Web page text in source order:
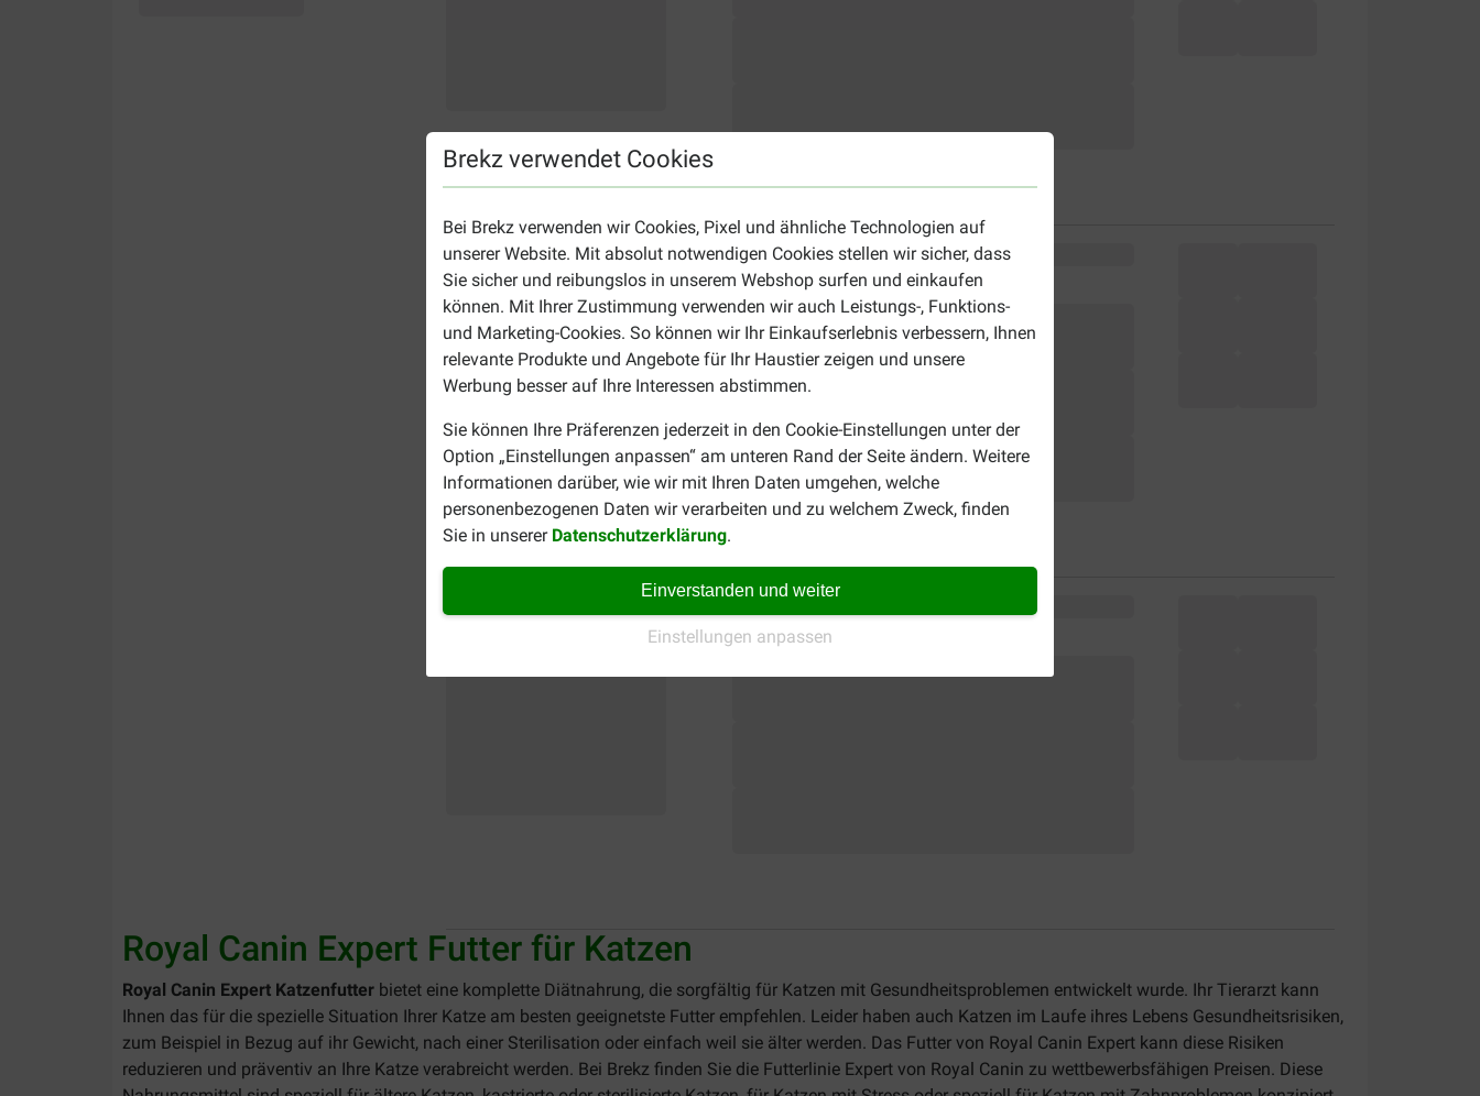
Brekz verwendet Cookies
Bei Brekz verwenden wir Cookies, Pixel und ähnliche Technologien auf
unserer Website. Mit absolut notwendigen Cookies stellen wir sicher, dass
Sie sicher und reibungslos in unserem Webshop surfen und einkaufen
können. Mit Ihrer Zustimmung verwenden wir auch Leistungs-, Funktions-
und Marketing-Cookies. So können wir Ihr Einkaufserlebnis verbessern, Ihnen
relevante Produkte und Angebote für Ihr Haustier zeigen und unsere
Werbung besser auf Ihre Interessen abstimmen.
Sie können Ihre Präferenzen jederzeit in den Cookie-Einstellungen unter der
Option „Einstellungen anpassen“ am unteren Rand der Seite ändern. Weitere
Informationen darüber, wie wir mit Ihren Daten umgehen, welche
personenbezogenen Daten wir verarbeiten und zu welchem Zweck, finden
Sie in unserer Datenschutzerklärung.
Einverstanden und weiter
Einstellungen anpassen
Royal Canin Expert Futter für Katzen
Royal Canin Expert Katzenfutter bietet eine komplette Diätnahrung, die sorgfältig für Katzen mit Gesundheitsproblemen entwickelt wurde. Ihr Tierarzt kann
Ihnen das für die spezielle Situation Ihrer Katze am besten geeignetste Futter empfehlen. Leider haben auch Katzen im Laufe ihres Lebens Gesundheitsrisiken,
zum Beispiel in Bezug auf ihr Gewicht, nach einer Sterilisation oder einfach weil sie älter werden. Das Futter von Royal Canin Expert kann diese Risiken
reduzieren und präventiv an Ihre Katze verabreicht werden. Bei Brekz finden Sie die Futterlinie Expert von Royal Canin zu wettbewerbsfähigen Preisen. Diese